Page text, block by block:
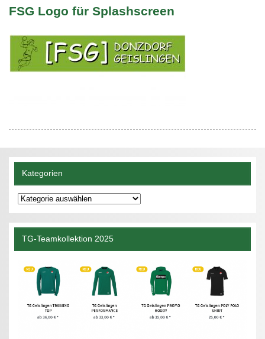
FSG Logo für Splashscreen
Kategorien
Kategorien
TG-Teamkollektion 2025